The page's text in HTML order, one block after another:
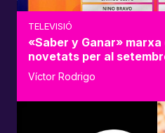
TELEVISIÓ
«Saber y Ganar»
novetats per al
Víctor Rodrigo